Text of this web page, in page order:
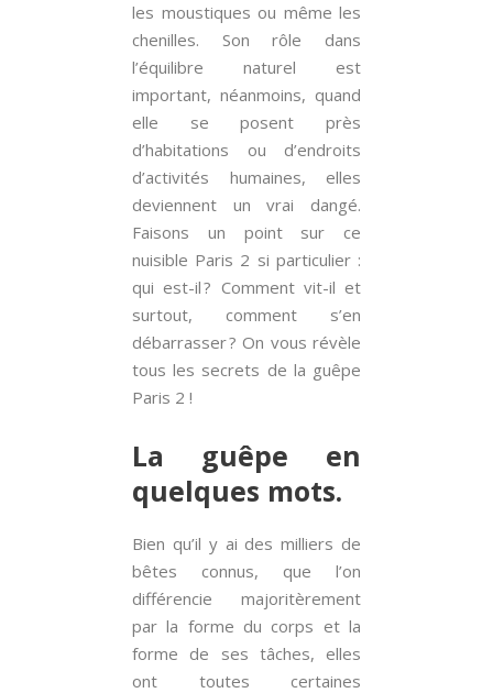
les moustiques ou même les
chenilles. Son rôle dans
l’équilibre naturel est
important, néanmoins, quand
elle se posent près
d’habitations ou d’endroits
d’activités humaines, elles
deviennent un vrai dangé.
Faisons un point sur ce
nuisible Paris 2 si particulier :
qui est-il ? Comment vit-il et
surtout, comment s’en
débarrasser ? On vous révèle
tous les secrets de la guêpe
Paris 2 !
La guêpe en
quelques mots.
Bien qu’il y ai des milliers de
bêtes connus, que l’on
différencie majoritèrement
par la forme du corps et la
forme de ses tâches, elles
ont toutes certaines